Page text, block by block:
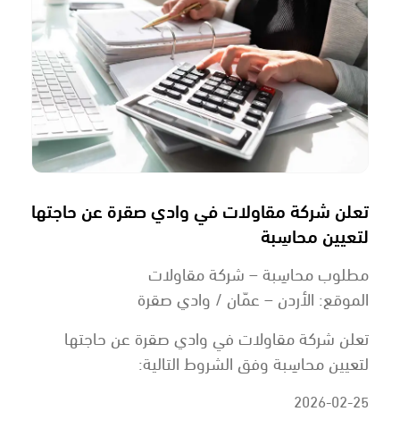
تعلن شركة مقاولات في وادي صقرة عن حاجتها
لتعيين محاسِبة
مطلوب محاسِبة – شركة مقاولات
الموقع: الأردن – عمّان / وادي صقرة
تعلن شركة مقاولات في وادي صقرة عن حاجتها
لتعيين محاسِبة وفق الشروط التالية:
2026-02-25